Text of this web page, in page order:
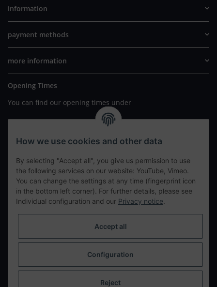
information
payment methods
more information
Opening Times
You can find our opening times under
https://www.wannavapor.de/Filialen
your personal site
contact details
tweet
teilen
Withdraw from contract
shipping fees
How we use cookies and other data
By selecting "Accept all", you give us permission to use
the following services on our website: YouTube, Vimeo.
You can change the settings at any time (fingerprint icon
in the bottom left corner). For further details, please see
Individual configuration and our Privacy notice.
Accept all
Configuration
Reject